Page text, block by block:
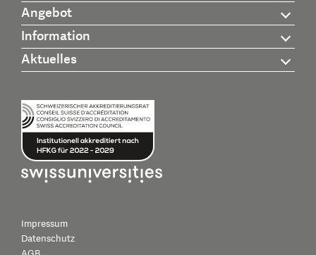
Angebot
Information
Aktuelles
Impressum
Datenschutz